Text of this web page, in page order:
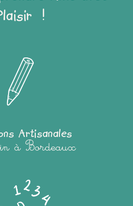
!
Artisanales
à Bordeaux